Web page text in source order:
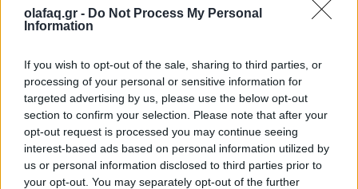
olafaq.gr - Do Not Process My Personal
Information
If you wish to opt-out of the sale, sharing to third parties, or
processing of your personal or sensitive information for
targeted advertising by us, please use the below opt-out
section to confirm your selection. Please note that after your
opt-out request is processed you may continue seeing
interest-based ads based on personal information utilized by
us or personal information disclosed to third parties prior to
your opt-out. You may separately opt-out of the further
Περιβάλλον
25.05.26
Ο παγετώνας Thwaites στην Ανταρκτική, γνωστός και ως
“Doomsday Glacier”, φαίνεται πως βρίσκεται πλέον ένα
βήμα πριν από τη διάλυση, με τους επιστήμονες να
προειδοποιούν για αλυσιδωτές επιπτώσεις στην